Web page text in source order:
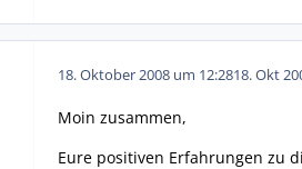
18. Oktober 2008 um 12:2818. Okt
Moin zusammen,
Eure positiven Erfahrungen zu